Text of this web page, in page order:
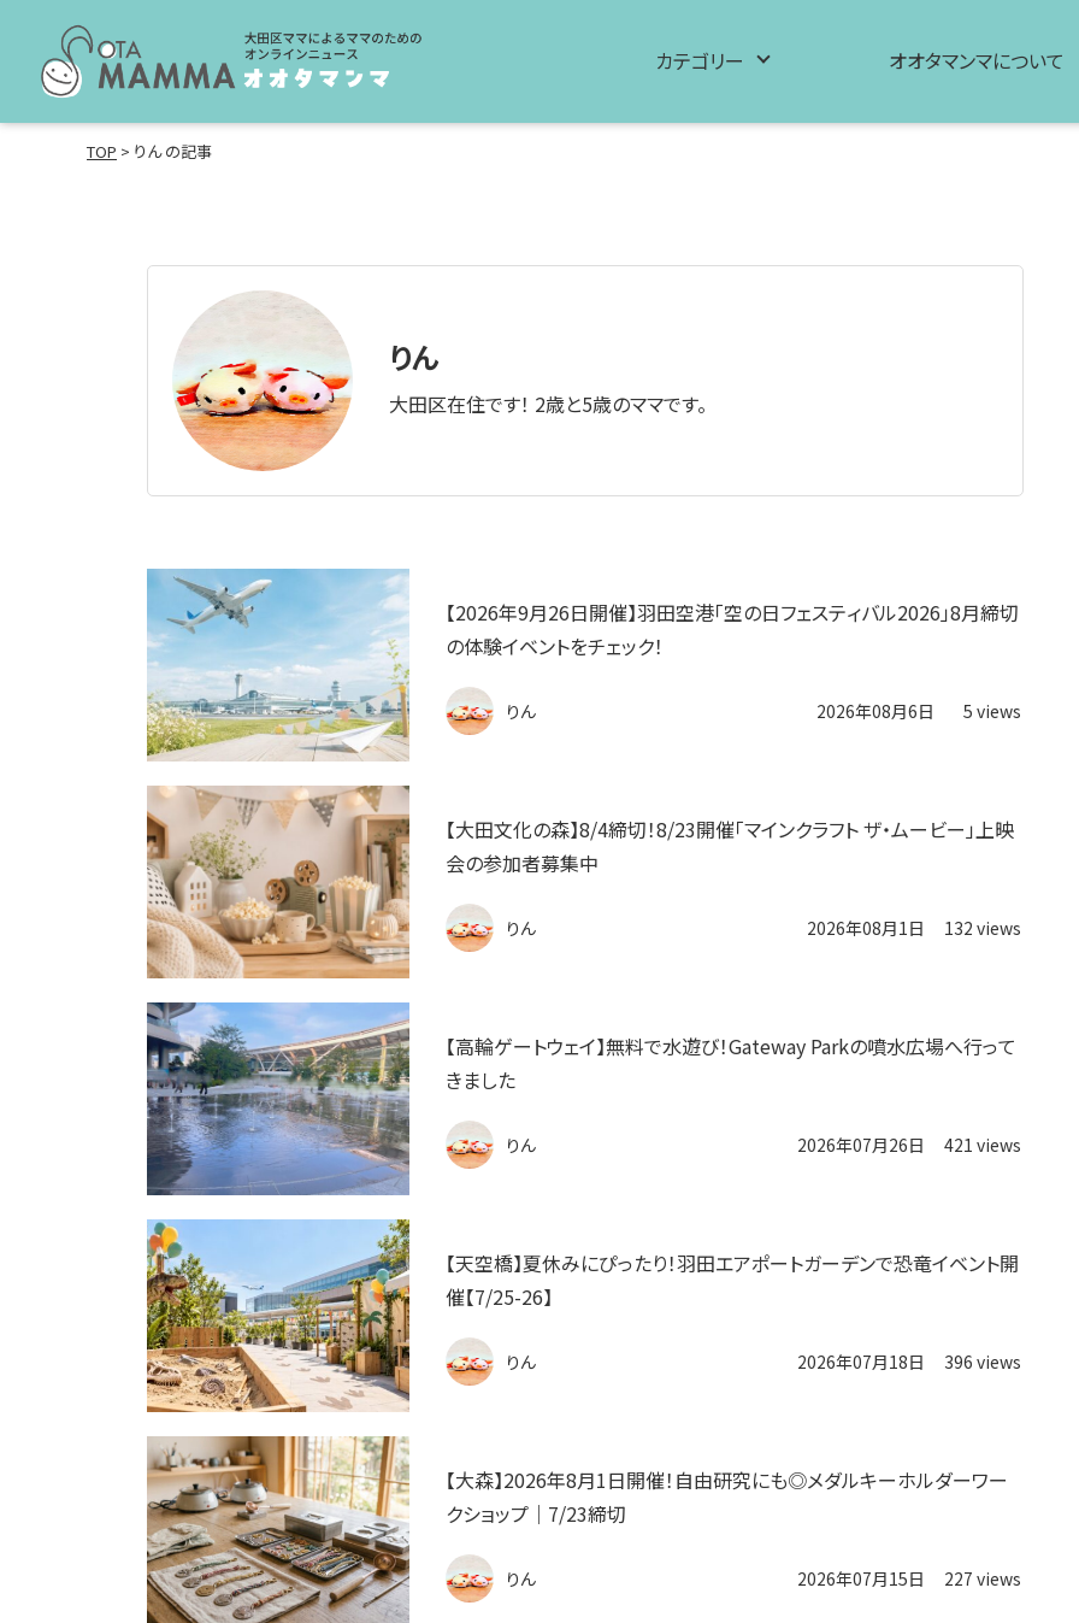
カテゴリー オオタマンマについて
TOP > りん の記事
りん
大田区在住です！ 2歳と5歳のママです。
【2026年9月26日開催】羽田空港「空の日フェスティバル2026」8月締切
の体験イベントをチェック！
りん 2026年08月6日 5 views
【大田文化の森】8/4締切！8/23開催「マインクラフト ザ・ムービー」上映
会の参加者募集中
りん 2026年08月1日 132 views
【高輪ゲートウェイ】無料で水遊び！Gateway Parkの噴水広場へ行って
きました
りん 2026年07月26日 421 views
【天空橋】夏休みにぴったり！羽田エアポートガーデンで恐竜イベント開
催【7/25-26】
りん 2026年07月18日 396 views
【大森】2026年8月1日開催！自由研究にも◎メダルキーホルダーワー
クショップ｜7/23締切
りん 2026年07月15日 227 views